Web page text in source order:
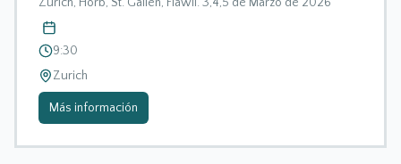
9:30
Zurich
Más información